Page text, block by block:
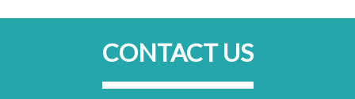
CONTACT US